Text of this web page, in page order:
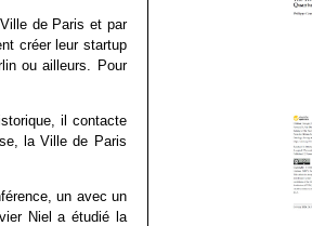
de Paris et par
créer leur startup
ou ailleurs. Pour
il contacte
la Ville de Paris
un avec un
Niel a étudié la